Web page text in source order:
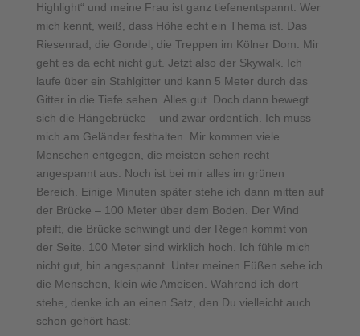
Highlight“ und meine Frau ist ganz tiefenentspannt. Wer
mich kennt, weiß, dass Höhe echt ein Thema ist. Das
Riesenrad, die Gondel, die Treppen im Kölner Dom. Mir
geht es da echt nicht gut. Jetzt also der Skywalk. Ich
laufe über ein Stahlgitter und kann 5 Meter durch das
Gitter in die Tiefe sehen. Alles gut. Doch dann bewegt
sich die Hängebrücke – und zwar ordentlich. Ich muss
mich am Geländer festhalten. Mir kommen viele
Menschen entgegen, die meisten sehen recht
angespannt aus. Noch ist bei mir alles im grünen
Bereich. Einige Minuten später stehe ich dann mitten auf
der Brücke – 100 Meter über dem Boden. Der Wind
pfeift, die Brücke schwingt und der Regen kommt von
der Seite. 100 Meter sind wirklich hoch. Ich fühle mich
nicht gut, bin angespannt. Unter meinen Füßen sehe ich
die Menschen, klein wie Ameisen. Während ich dort
stehe, denke ich an einen Satz, den Du vielleicht auch
schon gehört hast: